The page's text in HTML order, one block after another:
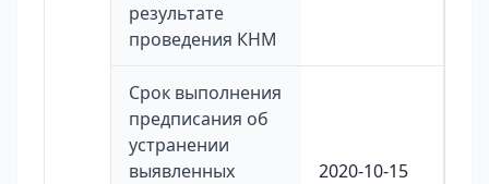
результате
проведения КНМ
Срок выполнения
предписания об
устранении
выявленных
2020-10-15